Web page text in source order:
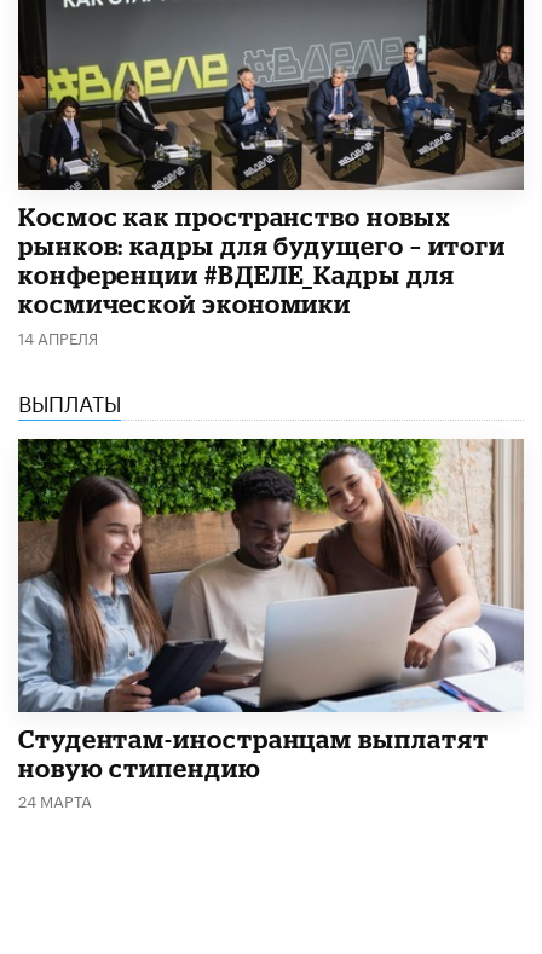
Космос как пространство новых
рынков: кадры для будущего – итоги
конференции #ВДЕЛЕ_Кадры для
космической экономики
14 АПРЕЛЯ
ВЫПЛАТЫ
Студентам-иностранцам выплатят
новую стипендию
24 МАРТА